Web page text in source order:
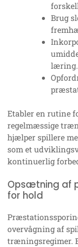
Brug
læring.
Etabler en rutine
regelmæssige
hjælper spillere
som et
kontinuerlig
Opsætning af
for hold
overvågning af
træningsregimer.